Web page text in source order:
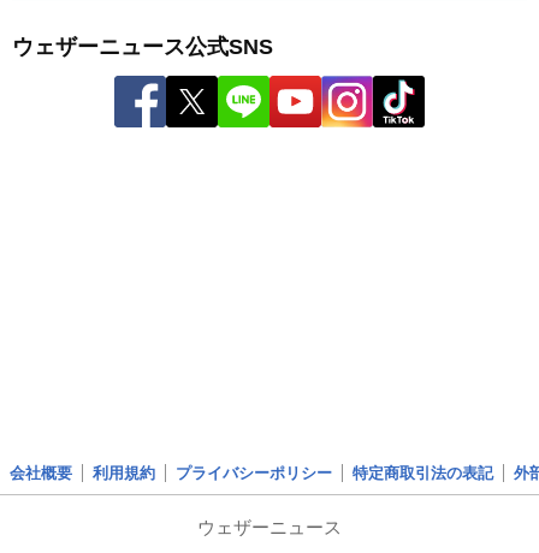
ウェザーニュース公式SNS
会社概要 利用規約 プライバシーポリシー 特定商取引法の表記 外
ウェザーニュース